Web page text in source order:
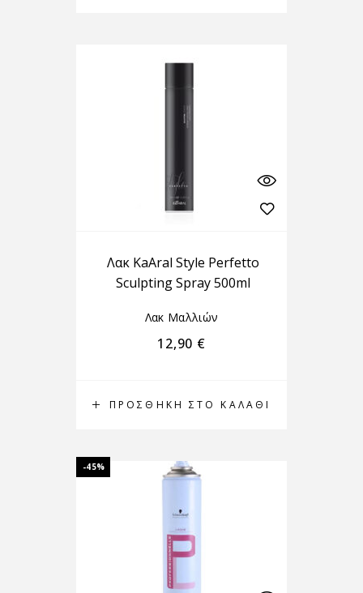
ΠΡΟΣΘΉΚΗ ΣΤΟ ΚΑΛΆΘΙ
Λακ KaAral Style Perfetto
Sculpting Spray 500ml
Λακ Μαλλιών
12,90 €
-45%